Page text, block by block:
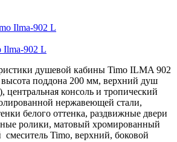
Ilma-902 L
душевой кабины Timo ILMA 902
высота поддона 200 мм, верхний душ
центральная консоль и тропический
нержавеющей стали,
белого оттенка, раздвижные двери
ролики, матовый хромированный
Timo, верхний, боковой